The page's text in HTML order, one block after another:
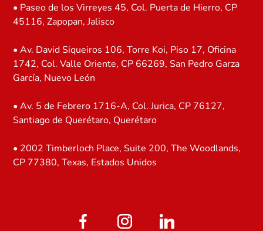
• Paseo de los Virreyes 45, Col. Puerta de Hierro, CP
45116, Zapopan, Jalisco
• Av. David Siqueiros 106, Torre Koi, Piso 17, Oficina
1742, Col. Valle Oriente, CP 66269, San Pedro Garza
García, Nuevo León
• Av. 5 de Febrero 1716-A, Col. Jurica, CP 76127,
Santiago de Querétaro, Querétaro
• 2002 Timberloch Place, Suite 200, The Woodlands,
CP 77380, Texas, Estados Unidos